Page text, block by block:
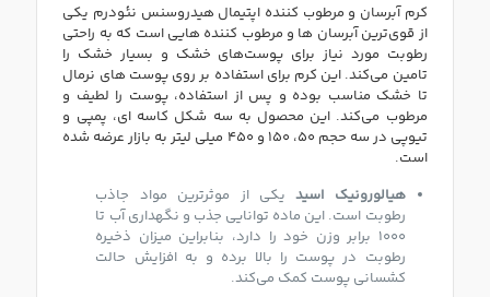
کرم آبرسان و مرطوب کننده اپتیمال هیدروسنس نئودرم یکی
از قوی‌ترین آبرسان‌ ها و مرطوب کننده‌ هایی است که به راحتی
رطوبت مورد نیاز برای پوست‌های خشک و بسیار خشک را
تامین می‌کند. این کرم برای استفاده بر روی پوست‌ های نرمال
تا خشک مناسب بوده و پس از استفاده، پوست را لطیف و
مرطوب می‌کند. این محصول به سه شکل کاسه ای، پمپی و
تیوپی در سه حجم ۵۰، ۱۵۰ و ۴۵۰ میلی لیتر به بازار عرضه شده
است.
هیالورونیک اسیدیکی از موثرترین مواد جاذب
رطوبت است. این ماده توانایی جذب و نگهداری آب تا
۱۰۰۰ برابر وزن خود را دارد، بنابراین میزان ذخیره
رطوبت در پوست را بالا برده و به افزایش حالت
کشسانی پوست کمک می‌کند.